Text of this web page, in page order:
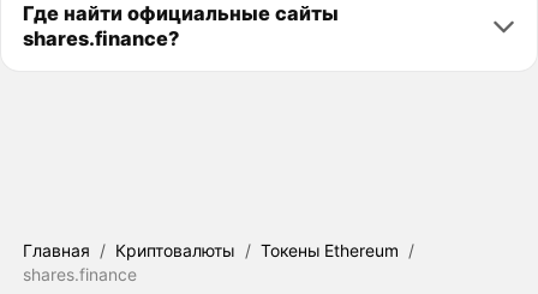
Где найти официальные сайты
shares.finance?
Главная / Криптовалюты / Токены Ethereum /
shares.finance